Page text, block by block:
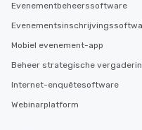
Evenementbeheerssoftware
Mobiel evenement-app
Beheer strategische
Internet-enquêtesoftware
Webinarplatform